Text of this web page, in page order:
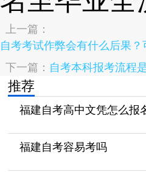
上一篇：
自考考试作弊会有什么后果
下一篇： 自考本科报考流程
推荐
福建自考高中文凭怎么报
福建自考容易考吗